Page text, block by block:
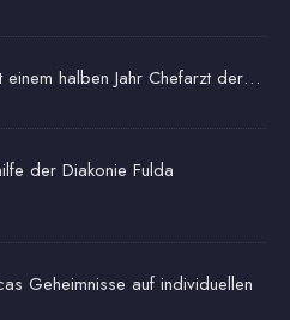
einem halben Jahr Chefarzt der…
der Diakonie Fulda
Geheimnisse auf individuellen